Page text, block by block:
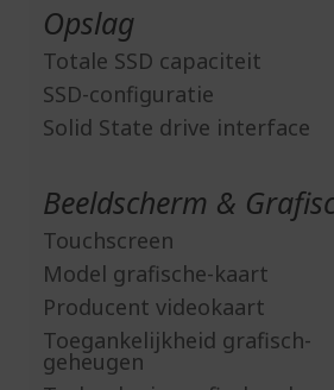
Opslag
Totale SSD capaciteit
SSD-configuratie
Solid State drive interface
Beeldscherm &
Touchscreen
Model grafische-kaart
Producent videokaart
Toegankelijkheid grafisch-
geheugen